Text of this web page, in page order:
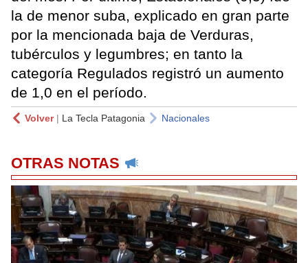
la de menor suba, explicado en gran parte
por la mencionada baja de Verduras,
tubérculos y legumbres; en tanto la
categoría Regulados registró un aumento
de 1,0 en el período.
Volver| La Tecla Patagonia Nacionales
OTRAS NOTAS